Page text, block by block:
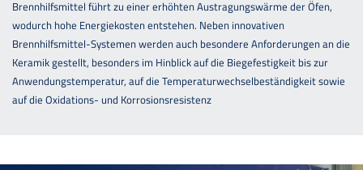
Brennhilfsmittel führt zu einer erhöhten Austragungswärme der Öfen,
wodurch hohe Energiekosten entstehen. Neben innovativen
Brennhilfsmittel-Systemen werden auch besondere Anforderungen an die
Keramik gestellt, besonders im Hinblick auf die Biegefestigkeit bis zur
Anwendungstemperatur, auf die Temperaturwechselbeständigkeit sowie
auf die Oxidations- und Korrosionsresistenz